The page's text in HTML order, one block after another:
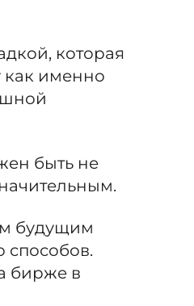
которая
как именно
быть не
будущим
способов.
бирже в